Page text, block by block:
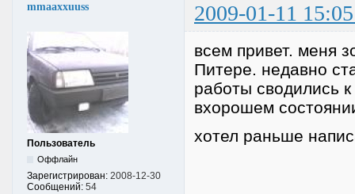
mmaaxxuuss 2009-01-11
Пользователь
Оффлайн
Зарегистрирован: 2008-12-30
Сообщений: 54
всем привет. меня
Питере. недавно
работы сводились
вхорошем
хотел раньше